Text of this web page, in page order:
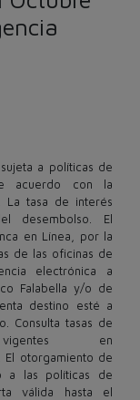
a políticas de
acuerdo con la
La tasa de interés
desembolso. El
en Línea, por la
de las oficinas de
electrónica a
Falabella y/o de
destino esté a
Consulta tasas de
en
. El otorgamiento de
a las políticas de
válida hasta el